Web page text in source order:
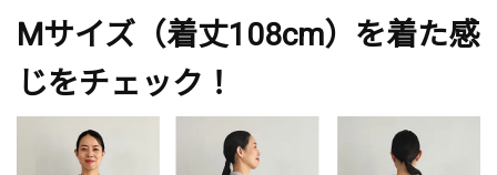
Mサイズ（着丈108cm）を着た感
じをチェック！